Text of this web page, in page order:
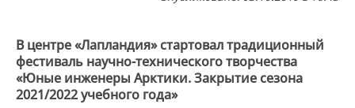
В центре «Лапландия» стартовал традиционный
фестиваль научно-технического творчества
«Юные инженеры Арктики. Закрытие сезона
2021/2022 учебного года»